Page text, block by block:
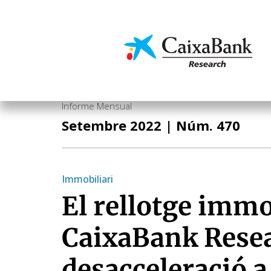
Economia i mercats
Informe Mensual
Setembre 2022 | Núm. 470
Immobiliari
El rellotge
CaixaBank